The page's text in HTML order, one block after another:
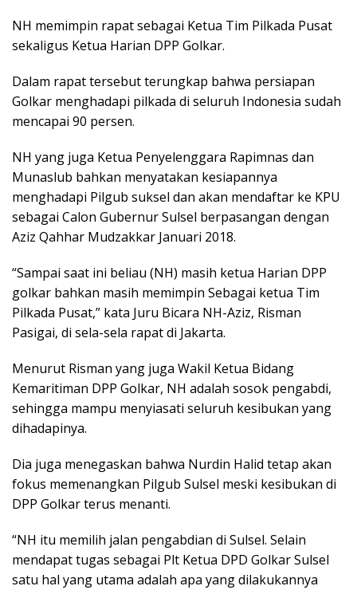
NH memimpin rapat sebagai Ketua Tim Pilkada Pusat
sekaligus Ketua Harian DPP Golkar.
Dalam rapat tersebut terungkap bahwa persiapan
Golkar menghadapi pilkada di seluruh Indonesia sudah
mencapai 90 persen.
NH yang juga Ketua Penyelenggara Rapimnas dan
Munaslub bahkan menyatakan kesiapannya
menghadapi Pilgub suksel dan akan mendaftar ke KPU
sebagai Calon Gubernur Sulsel berpasangan dengan
Aziz Qahhar Mudzakkar Januari 2018.
“Sampai saat ini beliau (NH) masih ketua Harian DPP
golkar bahkan masih memimpin Sebagai ketua Tim
Pilkada Pusat,” kata Juru Bicara NH-Aziz, Risman
Pasigai, di sela-sela rapat di Jakarta.
Menurut Risman yang juga Wakil Ketua Bidang
Kemaritiman DPP Golkar, NH adalah sosok pengabdi,
sehingga mampu menyiasati seluruh kesibukan yang
dihadapinya.
Dia juga menegaskan bahwa Nurdin Halid tetap akan
fokus memenangkan Pilgub Sulsel meski kesibukan di
DPP Golkar terus menanti.
“NH itu memilih jalan pengabdian di Sulsel. Selain
mendapat tugas sebagai Plt Ketua DPD Golkar Sulsel
satu hal yang utama adalah apa yang dilakukannya